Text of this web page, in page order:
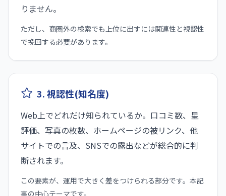
りません。
ただし、商圏外の検索でも上位に出すには関連性と視認性
で挽回する必要があります。
3. 視認性(知名度)
Web上でどれだけ知られているか。口コミ数、星
評価、写真の枚数、ホームページの被リンク、他
サイトでの言及、SNSでの露出などが総合的に判
断されます。
この要素が、運用で大きく差をつけられる部分です。本記
事の中心テーマです。